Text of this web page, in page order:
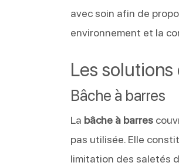
avec soin afin de
environnement et la
Les
Bâche à barres
La bâche à barres
pas utilisée. Elle
limitation des saletés